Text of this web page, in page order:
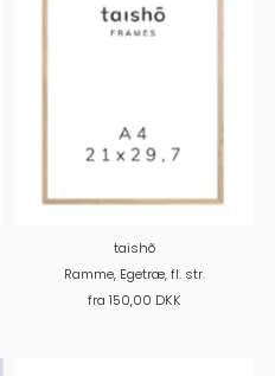
taishõ
Ramme, Egetræ, fl. str.
fra 150,00 DKK